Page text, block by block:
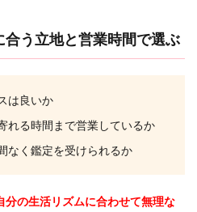
う立地と営業時間で選ぶ
は良いか
れる時間まで営業しているか
なく鑑定を受けられるか
分の生活リズムに合わせて無理な